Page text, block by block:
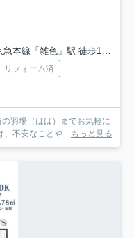
急本線「雑色」駅 徒歩10分
リフォーム済
羽場（はば）までお気軽に
探しは、不安なことや... もっと見る